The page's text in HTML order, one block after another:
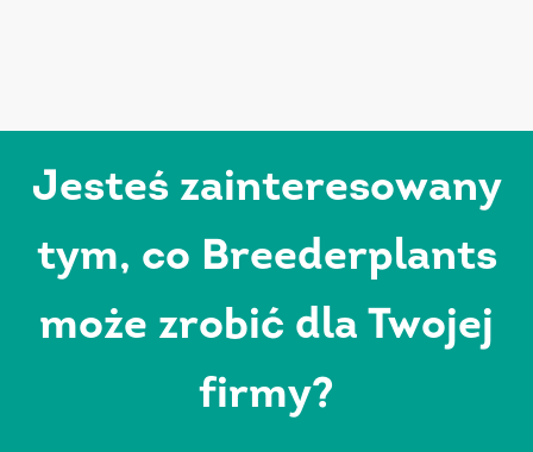
Jesteś zainteresowany
tym, co Breederplants
może zrobić dla Twojej
firmy?